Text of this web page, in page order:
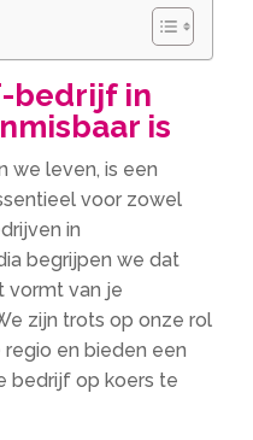
bedrijf in
is
we leven, is een
voor zowel
in
begrijpen we dat
vormt van je
zijn trots op onze rol
en bieden een
bedrijf op koers te